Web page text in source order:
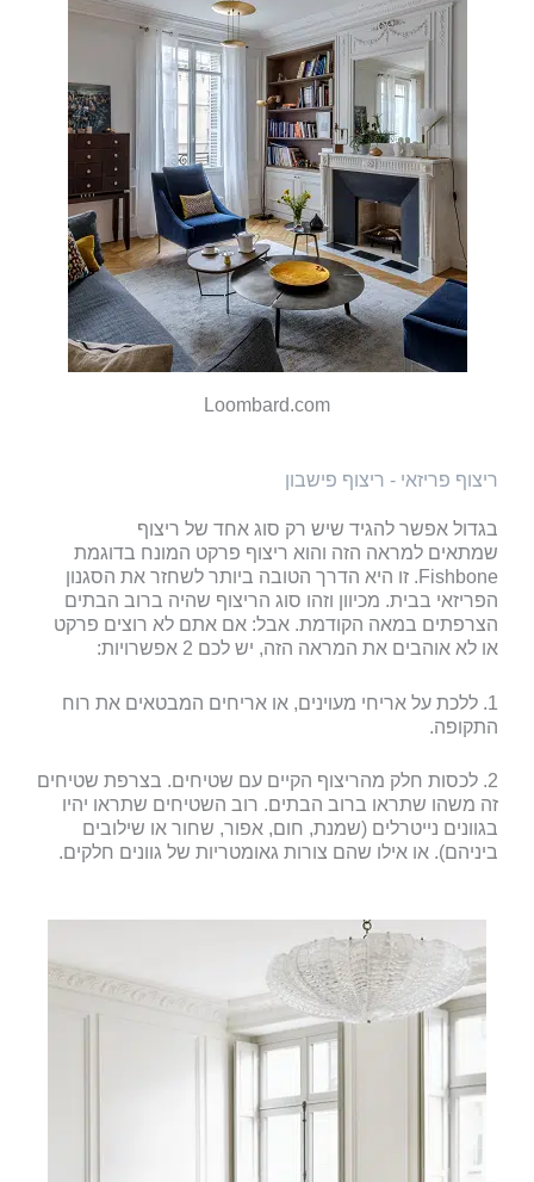
Loombard.com
ריצוף פריזאי - ריצוף פישבון
בגדול אפשר להגיד שיש רק סוג אחד של ריצוף
שמתאים למראה הזה והוא ריצוף פרקט המונח בדוגמת
Fishbone. זו היא הדרך הטובה ביותר לשחזר את הסגנון
הפריזאי בבית. מכיוון וזהו סוג הריצוף שהיה ברוב הבתים
הצרפתים במאה הקודמת. אבל: אם אתם לא רוצים פרקט
או לא אוהבים את המראה הזה, יש לכם 2 אפשרויות:
1. ללכת על אריחי מעוינים, או אריחים המבטאים את רוח
התקופה.
2. לכסות חלק מהריצוף הקיים עם שטיחים. בצרפת שטיחים
זה משהו שתראו ברוב הבתים. רוב השטיחים שתראו יהיו
בגוונים נייטרלים (שמנת, חום, אפור, שחור או שילובים
ביניהם). או אילו שהם צורות גאומטריות של גוונים חלקים.